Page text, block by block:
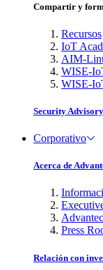
Compartir y
Recursos
IoT
AIM-
WISE-
WISE-
Security Advisory
Corporativo
Acerca de
Press
Relación con